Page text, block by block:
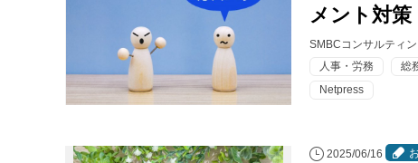
メント対策
SMBCコンサルティ
人事・労務
総
Netpress
2025/06/16